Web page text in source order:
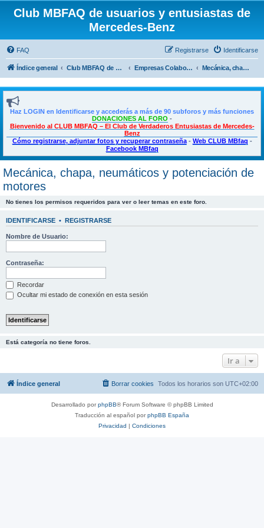
Club MBFAQ de usuarios y entusiastas de
Mercedes-Benz
FAQ Identificarse
Registrarse
Índice general Club MBFAQ de usuarios y entusiastas de Mercedes Benz Empresas Colaboradoras, Descuentos exclusivos para SOCIOS Mecánica, chapa, neumáticos y potenciación de motores
Haz LOGIN en Identificarse y accederás a más de 90 subforos y más funciones
DONACIONES AL FORO -
Bienvenido al CLUB MBFAQ – El Club de Verdaderos Entusiastas de Mercedes-
Benz
Cómo registrarse, adjuntar fotos y recuperar contraseña- Web CLUB MBfaq -
Facebook MBfaq
Mecánica, chapa, neumáticos y potenciación de
motores
No tienes los permisos requeridos para ver o leer temas en este foro.
IDENTIFICARSE • REGISTRARSE
Nombre de Usuario:
Contraseña:
Recordar
Ocultar mi estado de conexión en esta sesión
Está categoría no tiene foros.
Ir a
Índice general Todos los horarios son UTC+02:00
Borrar cookies
Desarrollado porphpBB® Forum Software © phpBB Limited
Traducción al español porphpBB España
Privacidad | Condiciones